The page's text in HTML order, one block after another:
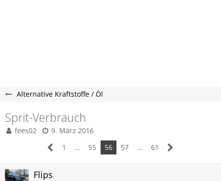
Alternative Kraftstoffe / Öl
Sprit-Verbrauch
fees02
9. März 2016
1
… 55 56 57 … 61
Flips